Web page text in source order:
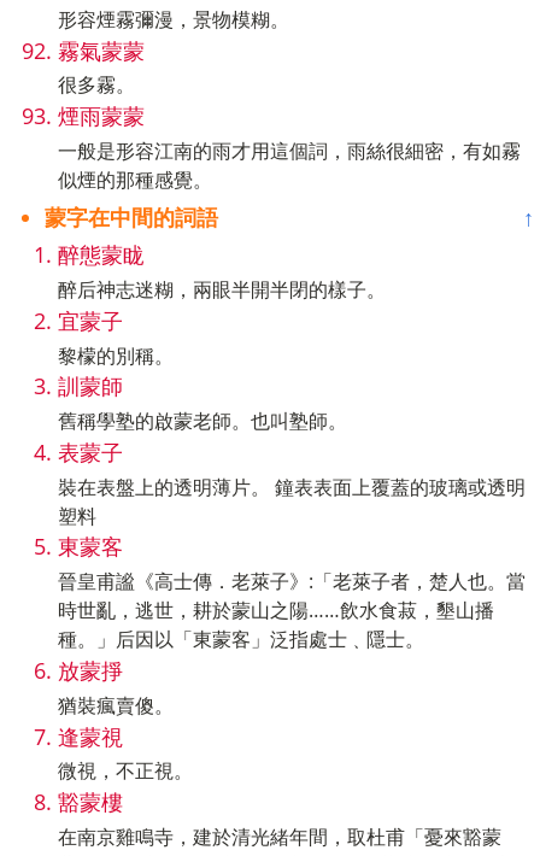
形容煙霧彌漫，景物模糊。
霧氣蒙蒙
很多霧。
煙雨蒙蒙
一般是形容江南的雨才用這個詞，雨絲很細密，有如霧
似煙的那種感覺。
蒙字在中間的詞語
↑
醉態蒙眬
醉后神志迷糊，兩眼半開半閉的樣子。
宜蒙子
黎檬的別稱。
訓蒙師
舊稱學塾的啟蒙老師。也叫塾師。
表蒙子
裝在表盤上的透明薄片。 鐘表表面上覆蓋的玻璃或透明
塑料
東蒙客
晉皇甫謐《高士傳．老萊子》:「老萊子者，楚人也。當
時世亂，逃世，耕於蒙山之陽……飲水食菽，墾山播
種。」后因以「東蒙客」泛指處士﹑隱士。
放蒙掙
猶裝瘋賣傻。
逢蒙視
微視，不正視。
豁蒙樓
在南京雞鳴寺，建於清光緒年間，取杜甫「憂來豁蒙